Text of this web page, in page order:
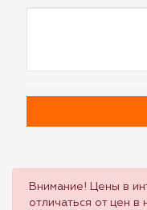
Внимание! Цены в
отличаться от цен в